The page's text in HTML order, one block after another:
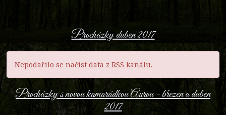
Procházky duben 2017
Nepodařilo se načíst data z RSS kanálu.
Procházky s novou kamarádkou Aurou - březen a duben
2017